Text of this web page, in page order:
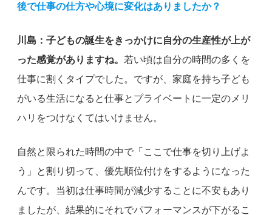
後で仕事の仕方や心境に変化はありましたか？
川島：子どもの誕生をきっかけに自分の生産性が上が
った感覚がありますね。 若い頃は自分の時間の多くを
仕事に割くタイプでした。ですが、家庭を持ち子ども
がいる生活になると仕事とプライベートに一定のメリ
ハリをつけなくてはいけません。
自然と限られた時間の中で「ここで仕事を切り上げよ
う」と割り切って、優先順位付けをするようになった
んです。当初は仕事時間が減少することに不安もあり
ましたが、結果的にそれでパフォーマンスが下がるこ